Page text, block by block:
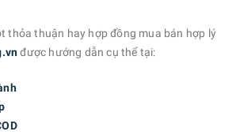
thỏa thuận hay hợp đồng mua bán hợp lý
được hướng dẫn cụ thể tại: